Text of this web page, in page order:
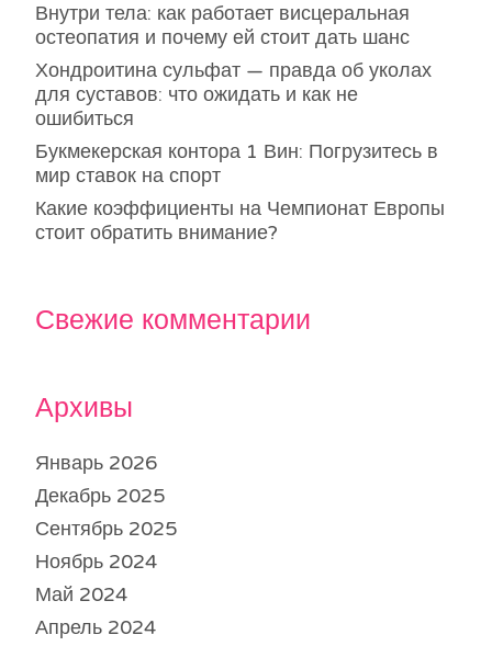
Внутри тела: как работает висцеральная
остеопатия и почему ей стоит дать шанс
Хондроитина сульфат — правда об уколах
для суставов: что ожидать и как не
ошибиться
Букмекерская контора 1 Вин: Погрузитесь в
мир ставок на спорт
Какие коэффициенты на Чемпионат Европы
стоит обратить внимание?
Свежие комментарии
Архивы
Январь 2026
Декабрь 2025
Сентябрь 2025
Ноябрь 2024
Май 2024
Апрель 2024